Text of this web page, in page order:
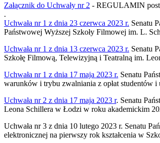
Załącznik do Uchwały nr 2 - REGULAMIN
.
Uchwała nr 1 z dnia 23 czerwca 2023 r. Senatu
Państwowej Wyższej Szkoły Filmowej im. L.
Uchwała nr 1 z dnia 13 czerwca 2023 r. Senatu
Szkołę Filmową, Telewizyjną i Teatralną im.
Uchwała nr 1 z dnia 17 maja 2023 r. Senatu
warunków i trybu zwalniania z opłat studentów i
Uchwała nr 2 z dnia 17 maja 2023 r. Senatu
Leona Schillera w Łodzi w roku akademickim
Uchwała nr 3 z dnia 10 lutego 2023 r. Senatu
elektronicznej na pierwszy rok kształcenia w